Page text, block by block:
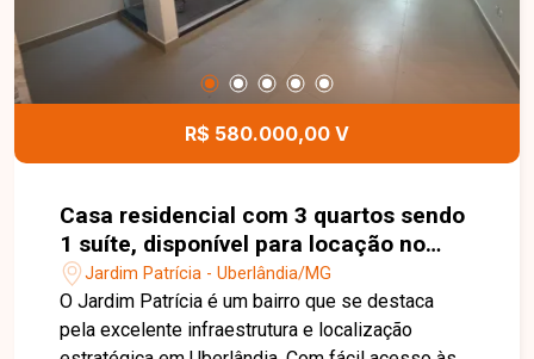
R$ 580.000,00 V
Casa residencial com 3 quartos sendo
1 suíte, disponível para locação no
bairro Jardim Patrícia em Uberlândia-
MG
Jardim Patrícia - Uberlândia/MG
O Jardim Patrícia é um bairro que se destaca
pela excelente infraestrutura e localização